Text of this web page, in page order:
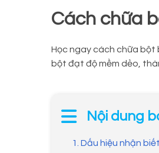
Cách chữa
Học ngay cách chữa bột
bột đạt độ mềm dẻo,
Nội dung
1. Dấu hiệu nhận